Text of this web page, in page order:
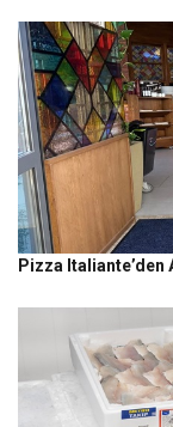
Pizza Italiante’den